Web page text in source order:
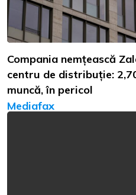
Compania nemțească
centru de distribuție:
muncă, în pericol
Mediafax